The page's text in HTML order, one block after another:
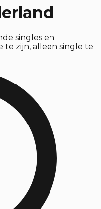
singles en
te zijn, alleen single te